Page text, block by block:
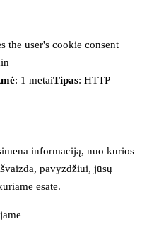
the user's cookie consent
: 1 metaiTipas: HTTP
informaciją, nuo kurios
pavyzdžiui, jūsų
esate.